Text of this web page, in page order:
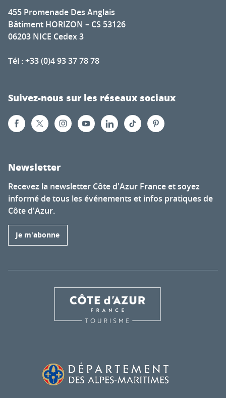
455 Promenade Des Anglais
Bâtiment HORIZON – CS 53126
06203 NICE Cedex 3
Tél : +33 (0)4 93 37 78 78
Suivez-nous sur les réseaux sociaux
Newsletter
Recevez la newsletter Côte d'Azur France et soyez
informé de tous les événements et infos pratiques de
Côte d'Azur.
Je m'abonne